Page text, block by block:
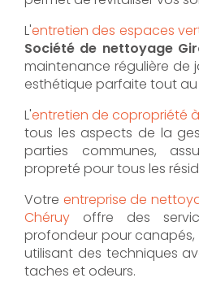
L'entretien des espaces
Société de nettoyage
maintenance régulière de
esthétique parfaite tout
L'entretien de copropriété
tous les aspects de la
parties communes,
propreté pour tous les
Votre entreprise de
Chéruy offre des
profondeur pour canapés,
utilisant des techniques
taches et odeurs.